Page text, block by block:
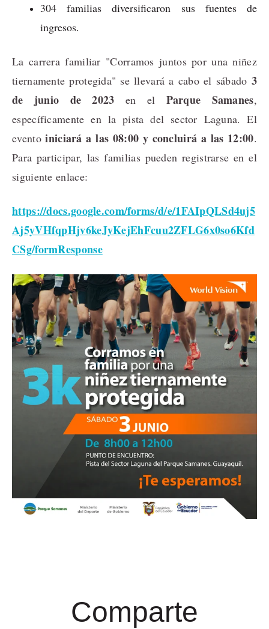
304 familias diversificaron sus fuentes de
ingresos.
La carrera familiar "Corramos juntos por una niñez
tiernamente protegida" se llevará a cabo el sábado 3
de junio de 2023 en el Parque Samanes,
específicamente en la pista del sector Laguna. El
eventoiniciará a las 08:00 y concluirá a las 12:00.
Para participar, las familias pueden registrarse en el
siguiente enlace:
https://docs.google.com/forms/d/e/1FAIpQLSd4uj5
Aj5yVHfqpHjv6keJyKejEhFcuu2ZFLG6x0so6Kfd
CSg/formResponse
Comparte